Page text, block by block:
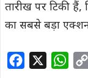
तारीख पर टिकी हैं,
का सबसे बड़ा
W